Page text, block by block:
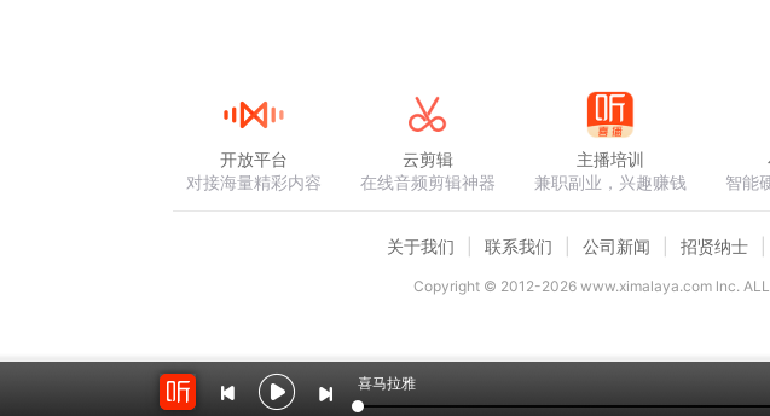
喜马拉雅
开放平台
对接海量精彩内容
云剪辑
在线音频剪辑神器
主播培训
兼职副业，兴趣赚钱
智能
关于我们 联系我们 公司新闻 招贤纳士
Copyright © 2012-2026www.ximalaya.com lnc.